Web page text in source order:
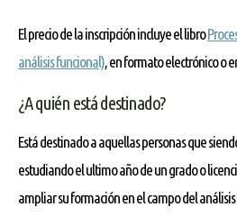
El precio de la inscripción incluye el libro
análisis funcional) , en formato electrónico o
¿A quién está destinado?
Está destinado a aquellas personas que
estudiando el ultimo año de un grado o
ampliar su formación en el campo del